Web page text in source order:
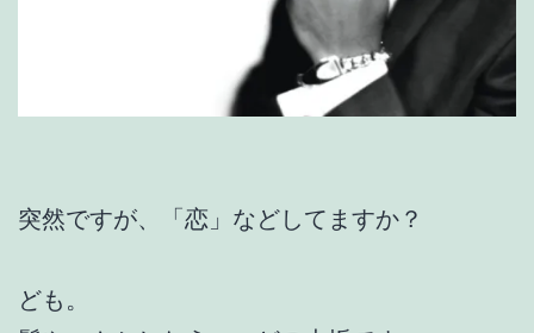
突然ですが、「恋」などしてますか？
ども。